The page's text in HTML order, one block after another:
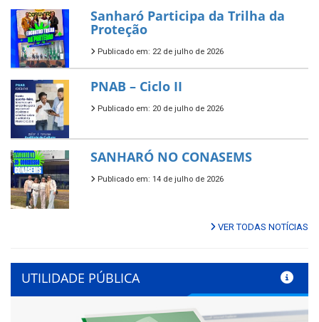
Sanharó Participa da Trilha da
Proteção
Publicado em: 22 de julho de 2026
PNAB – Ciclo II
Publicado em: 20 de julho de 2026
SANHARÓ NO CONASEMS
Publicado em: 14 de julho de 2026
VER TODAS NOTÍCIAS
UTILIDADE PÚBLICA